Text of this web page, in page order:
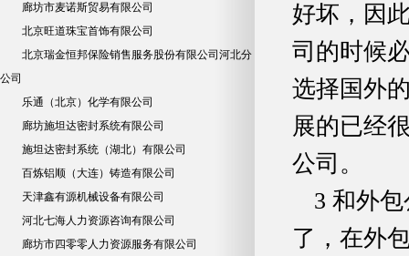
好坏，因
司的时候
选择国外
展的已经
公司。
3 和外
了，在外
廊坊市麦诺斯贸易有限公司
北京旺道珠宝首饰有限公司
北京瑞金恒邦保险销售服务股份有限公司河北分
公司
乐通（北京）化学有限公司
廊坊施坦达密封系统有限公司
施坦达密封系统（湖北）有限公司
百炼铝顺（大连）铸造有限公司
天津鑫有源机械设备有限公司
河北七海人力资源咨询有限公司
廊坊市四零零人力资源服务有限公司